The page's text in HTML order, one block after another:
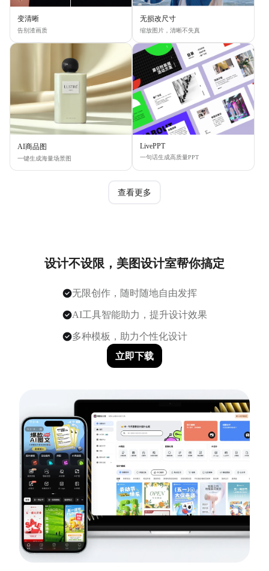
变清晰
告别渣画质
无损改尺寸
缩放图片，清晰不失真
AI商品图
一键生成海量场景图
LivePPT
一句话生成高质量PPT
查看更多
设计不设限，美图设计室帮你搞定
无限创作，随时随地自由发挥
AI工具智能助力，提升设计效果
多种模板，助力个性化设计
立即下载